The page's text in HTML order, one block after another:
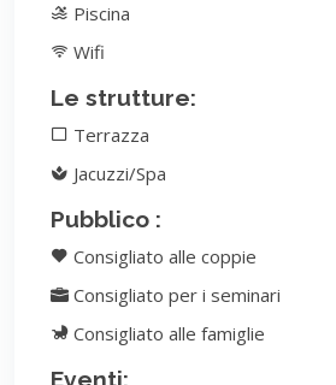
Piscina
Wifi
Le strutture:
Terrazza
Jacuzzi/Spa
Pubblico :
Consigliato alle coppie
Consigliato per i seminari
Consigliato alle famiglie
Eventi: